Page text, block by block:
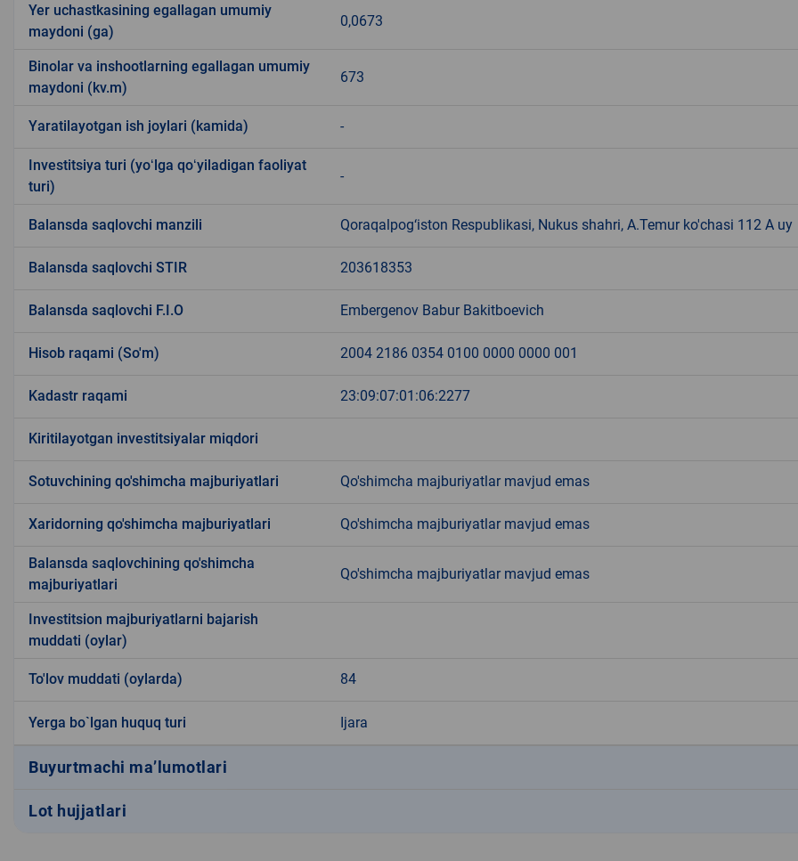
Yer uchastkasining egallagan umumiy
maydoni (ga)
0,0673
Binolar va inshootlarning egallagan umumiy
maydoni (kv.m)
673
Yaratilayotgan ish joylari (kamida) -
Investitsiya turi (yoʻlga qoʻyiladigan faoliyat
turi)
-
Balansda saqlovchi manzili Qoraqalpog‘iston Respublikasi, Nukus shahri, A.Temur ko'chasi 112 A uy
Balansda saqlovchi STIR 203618353
Balansda saqlovchi F.I.O Embergenov Babur Bakitboevich
Hisob raqami (So'm) 2004 2186 0354 0100 0000 0000 001
Kadastr raqami 23:09:07:01:06:2277
Kiritilayotgan investitsiyalar miqdori
Sotuvchining qo'shimcha majburiyatlari Qo'shimcha majburiyatlar mavjud emas
Xaridorning qo'shimcha majburiyatlari Qo'shimcha majburiyatlar mavjud emas
Balansda saqlovchining qo'shimcha
majburiyatlari
Qo'shimcha majburiyatlar mavjud emas
Investitsion majburiyatlarni bajarish
muddati (oylar)
To'lov muddati (oylarda) 84
Yerga bo`lgan huquq turi Ijara
Buyurtmachi ma’lumotlari
Lot hujjatlari